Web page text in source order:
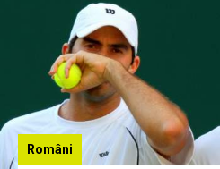
Români